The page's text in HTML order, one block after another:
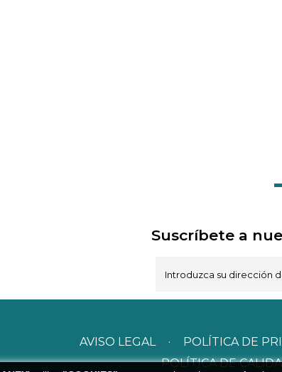
Suscríbete a
AVISO LEGAL · POLÍTICA DE
POLÍTICA DE